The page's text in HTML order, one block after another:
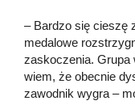
– Bardzo się cieszę
medalowe
zaskoczenia. Grupa
wiem, że obecnie
zawodnik wygra –